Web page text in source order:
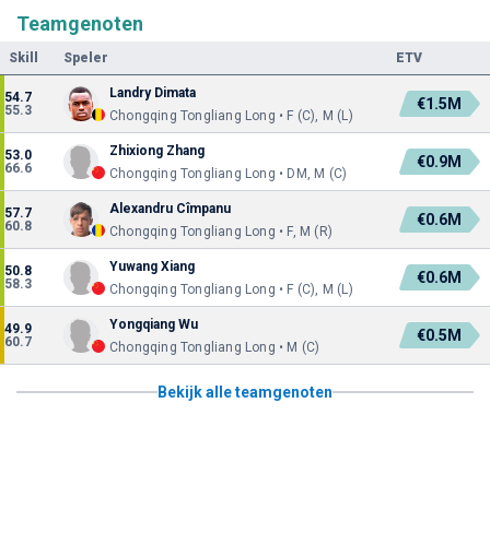
Teamgenoten
Skill Speler ETV
54.7
55.3
Landry Dimata
Chongqing Tongliang Long • F (C), M (L)
€1.5M
53.0
66.6
Zhixiong Zhang
Chongqing Tongliang Long • DM, M (C)
€0.9M
57.7
60.8
Alexandru Cîmpanu
Chongqing Tongliang Long • F, M (R)
€0.6M
50.8
58.3
Yuwang Xiang
Chongqing Tongliang Long • F (C), M (L)
€0.6M
49.9
60.7
Yongqiang Wu
Chongqing Tongliang Long • M (C)
€0.5M
Bekijk alle teamgenoten